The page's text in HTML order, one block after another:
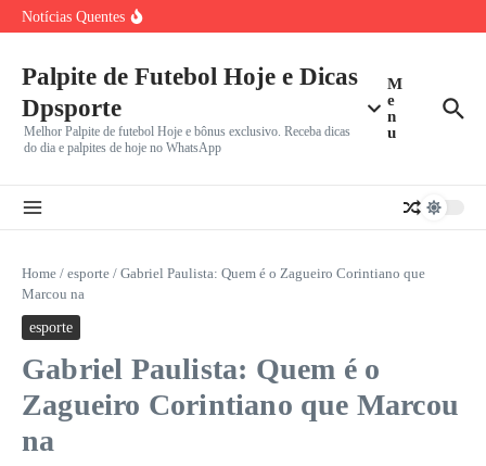
Ir para o conteúdo
Notícias Quentes
Montreal
Iniciam Caminhada na
Vini Jr. Apaga Tudo do Instagram e Recusa Proposta do
Palpite de Futebol Hoje e Dicas
Dpsporte
Melhor Palpite de futebol Hoje e bônus exclusivo. Receba dicas
do dia e palpites de hoje no WhatsApp
M
e
n
u
Home / esporte / Gabriel Paulista: Quem é o Zagueiro Corintiano que
Marcou na
esporte
Gabriel Paulista: Quem é o
Zagueiro Corintiano que Marcou
na